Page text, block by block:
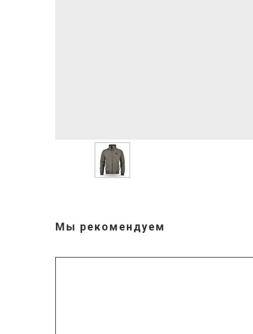
Мы рекомендуем